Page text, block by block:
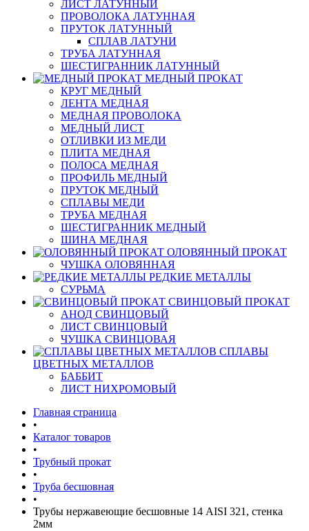
ЛИСТ ЛАТУННЫЙ
ПРОВОЛОКА ЛАТУННАЯ
ПРУТОК ЛАТУННЫЙ
СПЛАВ ЛАТУНИ
ТРУБА ЛАТУННАЯ
ШЕСТИГРАННИК ЛАТУННЫЙ
МЕДНЫЙ ПРОКАТ
КРУГ МЕДНЫЙ
ЛЕНТА МЕДНАЯ
МЕДНАЯ ПРОВОЛОКА
МЕДНЫЙ ЛИСТ
ОТЛИВКИ ИЗ МЕДИ
ПЛИТА МЕДНАЯ
ПОЛОСА МЕДНАЯ
ПРОФИЛЬ МЕДНЫЙ
ПРУТОК МЕДНЫЙ
СПЛАВЫ МЕДИ
ТРУБА МЕДНАЯ
ШЕСТИГРАННИК МЕДНЫЙ
ШИНА МЕДНАЯ
ОЛОВЯННЫЙ ПРОКАТ
ЧУШКА ОЛОВЯННАЯ
РЕДКИЕ МЕТАЛЛЫ
СУРЬМА
СВИНЦОВЫЙ ПРОКАТ
АНОД СВИНЦОВЫЙ
ЛИСТ СВИНЦОВЫЙ
ЧУШКА СВИНЦОВАЯ
СПЛАВЫ
ЦВЕТНЫХ МЕТАЛЛОВ
БАББИТ
ЛИСТ НИХРОМОВЫЙ
Главная страница
•
Каталог товаров
•
Трубный прокат
•
Труба бесшовная
•
Трубы нержавеющие бесшовные 14 AISI 321, стенка
2мм